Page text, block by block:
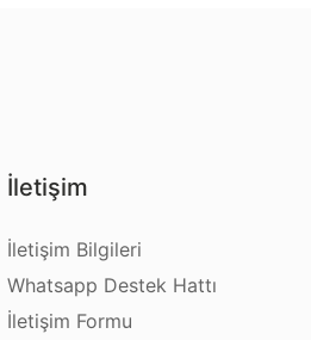
İletişim
İletişim Bilgileri
Whatsapp Destek Hattı
İletişim Formu